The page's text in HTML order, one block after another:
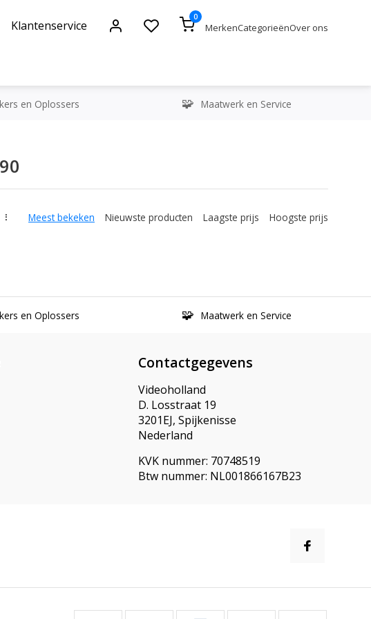
Klantenservice
0
MerkenCategorieënOver ons
en Oplossers Maatwerk en Service
Meest bekeken Nieuwste producten Laagste prijs Hoogste prijs
en Oplossers Maatwerk en Service
Contactgegevens
Videoholland
D. Losstraat 19
3201EJ, Spijkenisse
Nederland
KVK nummer: 70748519
Btw nummer: NL001866167B23